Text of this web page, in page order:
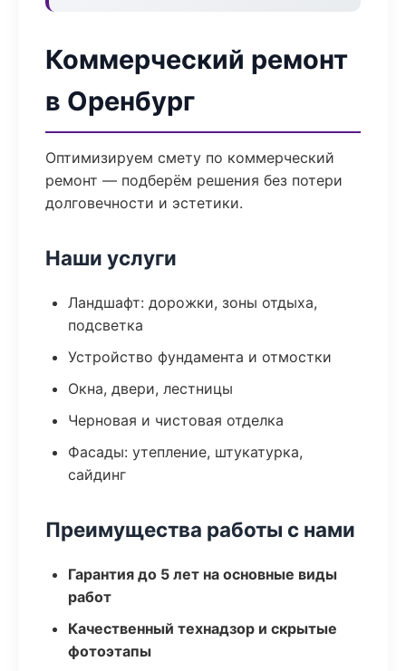
Коммерческий ремонт
в Оренбург
Оптимизируем смету по коммерческий
ремонт — подберём решения без потери
долговечности и эстетики.
Наши услуги
Ландшафт: дорожки, зоны отдыха,
подсветка
Устройство фундамента и отмостки
Окна, двери, лестницы
Черновая и чистовая отделка
Фасады: утепление, штукатурка,
сайдинг
Преимущества работы с нами
Гарантия до 5 лет на основные виды
работ
Качественный технадзор и скрытые
фотоэтапы